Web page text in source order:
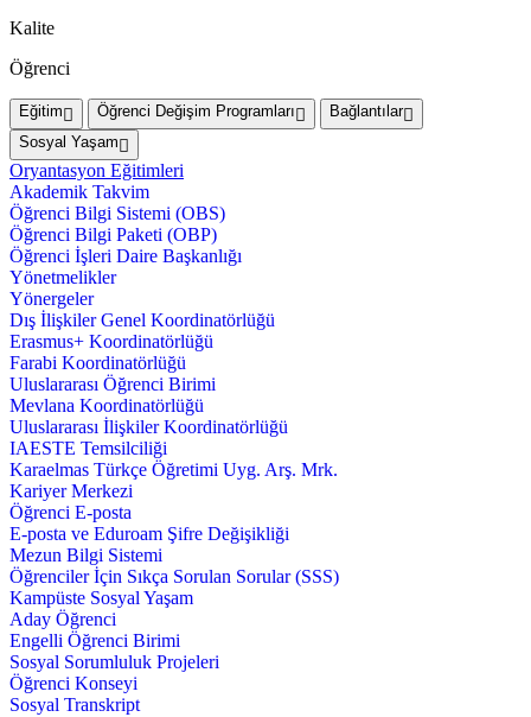
Kalite
Öğrenci
Eğitim Öğrenci Değişim Programları
Bağlantılar
Sosyal Yaşam
Oryantasyon Eğitimleri
Akademik Takvim
Öğrenci Bilgi Sistemi (OBS)
Öğrenci Bilgi Paketi (OBP)
Öğrenci İşleri Daire Başkanlığı
Yönetmelikler
Yönergeler
Dış İlişkiler Genel Koordinatörlüğü
Erasmus+ Koordinatörlüğü
Farabi Koordinatörlüğü
Uluslararası Öğrenci Birimi
Mevlana Koordinatörlüğü
Uluslararası İlişkiler Koordinatörlüğü
IAESTE Temsilciliği
Karaelmas Türkçe Öğretimi Uyg. Arş. Mrk.
Kariyer Merkezi
Öğrenci E-posta
E-posta ve Eduroam Şifre Değişikliği
Mezun Bilgi Sistemi
Öğrenciler İçin Sıkça Sorulan Sorular (SSS)
Kampüste Sosyal Yaşam
Aday Öğrenci
Engelli Öğrenci Birimi
Sosyal Sorumluluk Projeleri
Öğrenci Konseyi
Sosyal Transkript